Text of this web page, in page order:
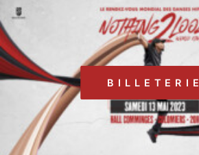
B I L L E T E R I E